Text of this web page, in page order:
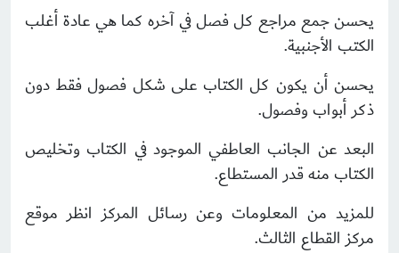
يحسن جمع مراجع كل فصل في آخره كما هي عادة أغلب
الكتب الأجنبية.
يحسن أن يكون كل الكتاب على شكل فصول فقط دون
ذكر أبواب وفصول.
البعد عن الجانب العاطفي الموجود في الكتاب وتخليص
الكتاب منه قدر المستطاع.
للمزيد من المعلومات وعن رسائل المركز انظر موقع
مركز القطاع الثالث.